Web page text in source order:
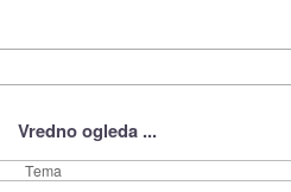
Vredno ogleda ...
Tema